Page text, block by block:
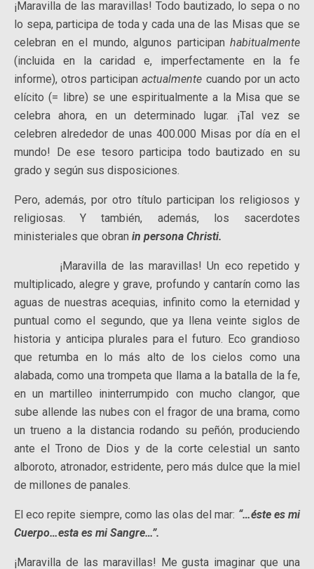
¡Maravilla de las maravillas! Todo bautizado, lo sepa o no
lo sepa, participa de toda y cada una de las Misas que se
celebran en el mundo, algunos participan habitualmente
(incluida en la caridad e, imperfectamente en la fe
informe), otros participanactualmente cuando por un acto
elícito (= libre) se une espiritualmente a la Misa que se
celebra ahora, en un determinado lugar. ¡Tal vez se
celebren alrededor de unas 400.000 Misas por día en el
mundo! De ese tesoro participa todo bautizado en su
grado y según sus disposiciones.
Pero, además, por otro título participan los religiosos y
religiosas. Y también, además, los sacerdotes
ministeriales que obran in persona Christi.
¡Maravilla de las maravillas! Un eco repetido y
multiplicado, alegre y grave, profundo y cantarín como las
aguas de nuestras acequias, infinito como la eternidad y
puntual como el segundo, que ya llena veinte siglos de
historia y anticipa plurales para el futuro. Eco grandioso
que retumba en lo más alto de los cielos como una
alabada, como una trompeta que llama a la batalla de la fe,
en un martilleo ininterrumpido con mucho clangor, que
sube allende las nubes con el fragor de una brama, como
un trueno a la distancia rodando su peñón, produciendo
ante el Trono de Dios y de la corte celestial un santo
alboroto, atronador, estridente, pero más dulce que la miel
de millones de panales.
El eco repite siempre, como las olas del mar: “…éste es mi
Cuerpo…esta es mi Sangre…”.
¡Maravilla de las maravillas! Me gusta imaginar que una